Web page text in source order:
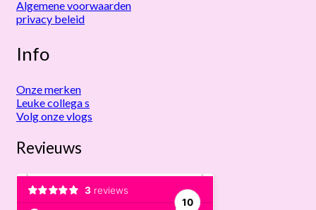
Algemene voorwaarden
privacy beleid
Info
Onze merken
Leuke collega s
Volg onze vlogs
Revieuws